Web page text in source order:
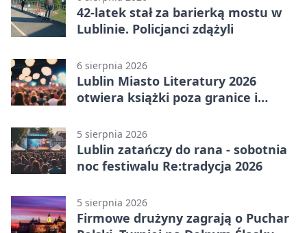
42-latek stał za barierką mostu w
Lublinie. Policjanci zdążyli
6 sierpnia 2026
Lublin Miasto Literatury 2026
otwiera książki poza granice i
5 sierpnia 2026
Lublin zatańczy do rana - sobotnia
noc festiwalu Re:tradycja 2026
5 sierpnia 2026
Firmowe drużyny zagrają o Puchar